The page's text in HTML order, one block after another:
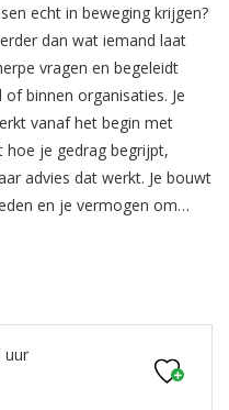
echt in beweging krijgen?
dan wat iemand laat
vragen en begeleidt
binnen organisaties. Je
vanaf het begin met
hoe je gedrag begrijpt,
advies dat werkt. Je bouwt
en je vermogen om
leer je om je rol te
in jouw manier van
in het werkveld. Stel je
je aan en zet de eerste
uur